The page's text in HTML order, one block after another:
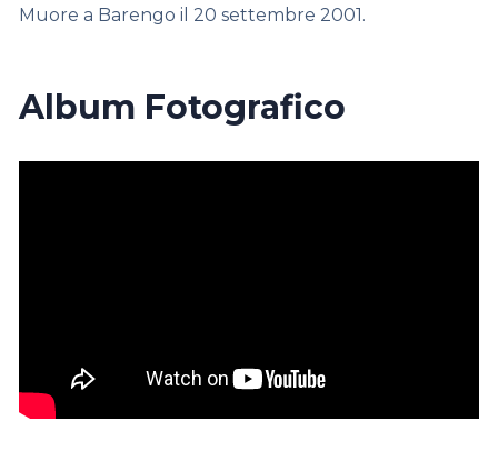
Muore a Barengo il 20 settembre 2001.
Album Fotografico